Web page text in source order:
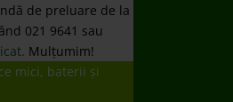
de preluare de la
021 9641 sau
Mulțumim!
mici, baterii și